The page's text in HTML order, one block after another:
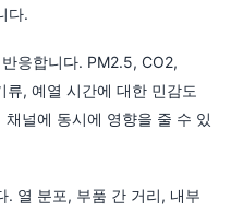
다.
응합니다. PM2.5, CO2,
, 예열 시간에 대한 민감도
널에 동시에 영향을 줄 수 있
. 열 분포, 부품 간 거리, 내부